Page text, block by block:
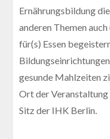
Ernährungsbildung
anderen Themen
für(s) Essen
gesunde Mahlzeiten
Ort der
Sitz der IHK Berlin.